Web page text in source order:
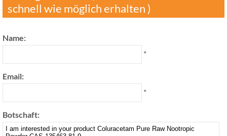
schnell wie möglich erhalten )
Name:
*
Email:
*
Botschaft: